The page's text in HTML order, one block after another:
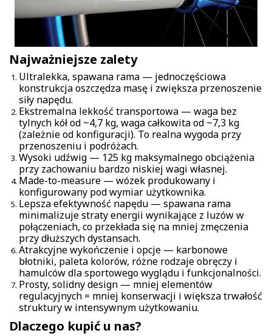
Najważniejsze zalety
Ultralekka, spawana rama — jednoczęściowa
konstrukcja oszczędza masę i zwiększa przenoszenie
siły napędu.
Ekstremalna lekkość transportowa — waga bez
tylnych kół od ~4,7 kg, waga całkowita od ~7,3 kg
(zależnie od konfiguracji). To realna wygoda przy
przenoszeniu i podróżach.
Wysoki udźwig — 125 kg maksymalnego obciążenia
przy zachowaniu bardzo niskiej wagi własnej.
Made-to-measure — wózek produkowany i
konfigurowany pod wymiar użytkownika.
Lepsza efektywność napędu — spawana rama
minimalizuje straty energii wynikające z luzów w
połączeniach, co przekłada się na mniej zmęczenia
przy dłuższych dystansach.
Atrakcyjne wykończenie i opcje — karbonowe
błotniki, paleta kolorów, różne rodzaje obręczy i
hamulców dla sportowego wyglądu i funkcjonalności.
Prosty, solidny design — mniej elementów
regulacyjnych = mniej konserwacji i większa trwałość
struktury w intensywnym użytkowaniu.
Dlaczego kupić u nas?